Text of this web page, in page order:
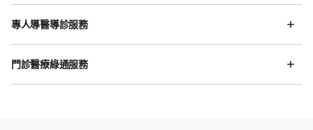
專人導醫導診服務
門診醫療綠通服務